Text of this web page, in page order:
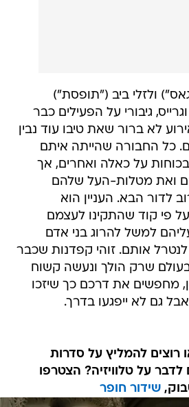
ולזלי ביב ("תופסת")
גיבורי על הפעילים כבר
אירוע לא ברור שאת טיבו עוד נבין
כל החבורה שהייתה איתם
על כאלה ואחרים, אך
ואת מטלות-העל שלהם
לדור הבא. העניין הוא
פי קוד שהתקינו לעצמם
למשל להרוג בני אדם
אותם. זוהי קפדנות שכבר
שרק הולך ונעשה קשוח
מחפשים את דרכם כך שיזכו
גם לא ייפגעו בדרך.
להמליץ על סדרות
על טלוויזיה? הצטרפו
שידור חופר